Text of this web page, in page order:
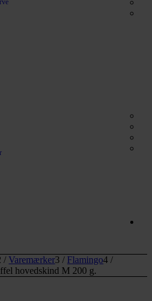
/ Varemærker3 / Flamingo4 /
hovedskind M 200 g.